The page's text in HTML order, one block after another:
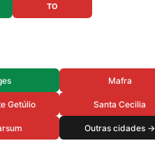
TO
Mafra
Getúlio Santa Cecilia
Outras cidades →